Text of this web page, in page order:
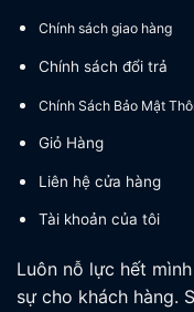
Chính sách giao hàng
Chính sách đổi trả
Chính Sách Bảo Mật
Giỏ Hàng
Liên hệ cửa hàng
Tài khoản của tôi
Luôn nỗ lực hết
sự cho khách hàng.